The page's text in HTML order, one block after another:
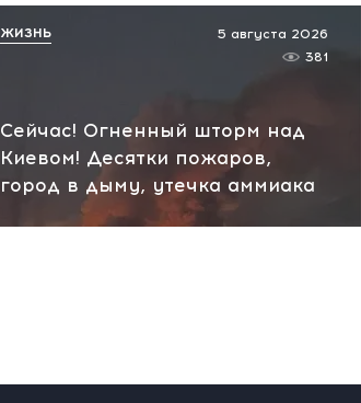
Сейчас! Огненный шторм над
Киевом! Десятки пожаров,
город в дыму, утечка аммиака
5 августа 2026
381
ЖИЗНЬ